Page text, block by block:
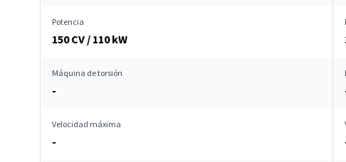
Potencia
150 CV / 110 kW
Máquina de torsión
-
Velocidad máxima
-